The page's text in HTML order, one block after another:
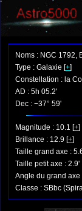
Noms : NGC 1792,
Type : Galaxie [+]
Constellation : la
AD : 5h 05.2'
Dec : −37° 59'
Magnitude : 10.1 [+]
Brillance : 12.9 [+]
Taille grand axe :
Taille petit axe : 2.9'
Angle du grand axe
Classe : SBbc